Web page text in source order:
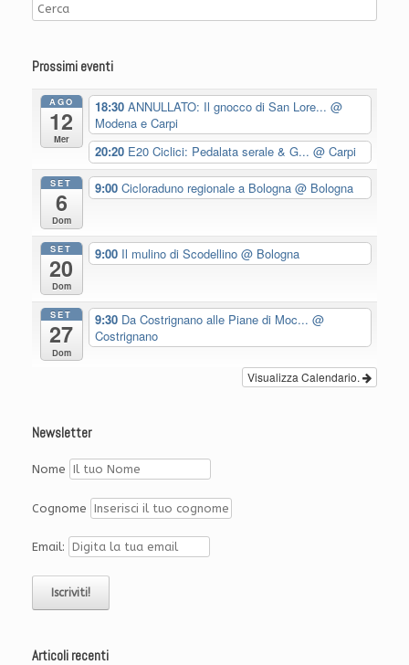
Prossimi eventi
AGO
12
Mer
18:30 ANNULLATO: Il gnocco di San Lore... @
Modena e Carpi
20:20 E20 Ciclici: Pedalata serale & G... @ Carpi
SET
6
Dom
9:00 Cicloraduno regionale a Bologna @ Bologna
SET
20
Dom
9:00 Il mulino di Scodellino @ Bologna
SET
27
Dom
9:30 Da Costrignano alle Piane di Moc... @
Costrignano
Visualizza Calendario.
Newsletter
Nome
Cognome
Email:
Articoli recenti